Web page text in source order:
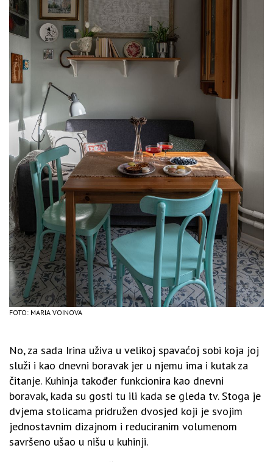
FOTO: MARIA VOINOVA
No, za sada Irina uživa u velikoj spavaćoj sobi koja joj
služi i kao dnevni boravak jer u njemu ima i kutak za
čitanje. Kuhinja također funkcionira kao dnevni
boravak, kada su gosti tu ili kada se gleda tv. Stoga je
dvjema stolicama pridružen dvosjed koji je svojim
jednostavnim dizajnom i reduciranim volumenom
savršeno ušao u nišu u kuhinji.